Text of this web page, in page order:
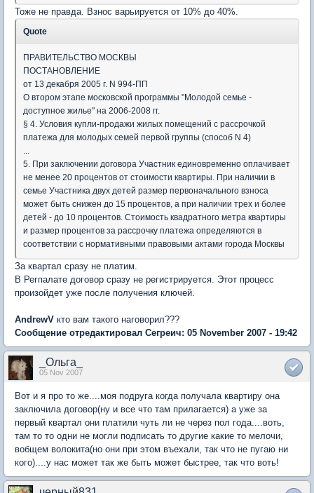
Тоже не правда. Взнос варьируется от 10% до 40%.
Quote
ПРАВИТЕЛЬСТВО МОСКВЫ
ПОСТАНОВЛЕНИЕ
от 13 декабря 2005 г. N 994-ПП
О втором этапе московской программы "Молодой семье -
доступное жилье" на 2006-2008 гг.
§ 4. Условия купли-продажи жилых помещений с рассрочкой
платежа для молодых семей первой группы (способ N 4)
...
5. При заключении договора Участник единовременно оплачивает
не менее 20 процентов от стоимости квартиры. При наличии в
семье Участника двух детей размер первоначального взноса
может быть снижен до 15 процентов, а при наличии трех и более
детей - до 10 процентов. Стоимость квадратного метра квартиры
и размер процентов за рассрочку платежа определяются в
соответствии с нормативными правовыми актами города Москвы
За квартал сразу не платим.
В Регпалате договор сразу не регистрируется. Этот процесс
произойдет уже после получения ключей.
AndrewV кто вам такого наговорил???
Сообщение отредактировал Сегреич: 05 November 2007 - 19:42
_Ольга_
05 Nov 2007
Вот и я про то же....моя подруга когда получала квартиру она
заключила договор(ну и все что там прилагается) а уже за
первый квартал они платили чуть ли не через пол года....воть,
там то то одни не могли подписать то другие какие то мелочи,
вобщем волокита(но они при этом въехали, так что не пугаю ни
кого)....у нас может так же быть может быстрее, так что воть!